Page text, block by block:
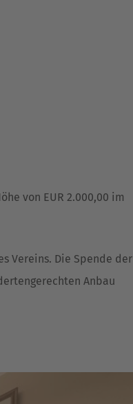
von EUR 2.000,00 im
Vereins. Die Spende der
Anbau